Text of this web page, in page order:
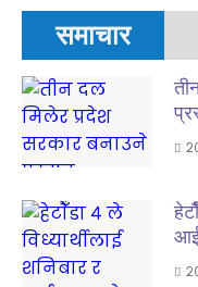
समाचार